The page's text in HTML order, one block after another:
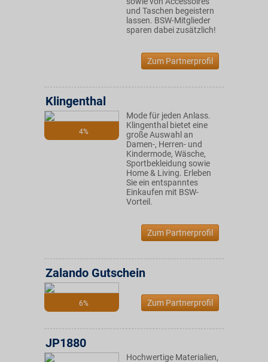
und Taschen begeistern
lassen. BSW-Mitglieder
sparen dabei zusätzlich!
Zum Partnerprofil
4%
Klingenthal
Mode für jeden Anlass.
Klingenthal bietet eine
große Auswahl an
Damen-, Herren- und
Kindermode, Wäsche,
Sportbekleidung sowie
Home & Living. Erleben
Sie ein entspanntes
Einkaufen mit BSW-
Vorteil.
Zum Partnerprofil
6%
Zalando Gutschein
Zum Partnerprofil
JP1880
Hochwertige Materialien,